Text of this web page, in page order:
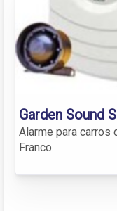
Garden Sound
Alarme para carros
Franco.